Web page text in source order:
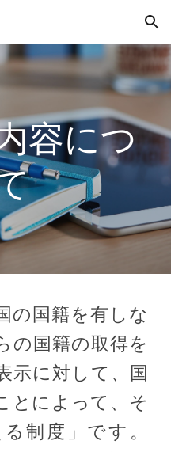
Skip to navigation
容につ
の国籍を有しな
の国籍の取得を
示に対して、国
とによって、そ
制度」です。